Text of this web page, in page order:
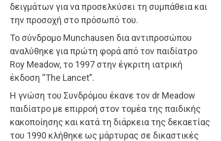
δειγμάτων για να προσελκύσει τη συμπάθεια και
την προσοχή στο πρόσωπό του.
Το σύνδρομο Munchausen δια αντιπροσώπου
αναλύθηκε για πρώτη φορά από τον παιδίατρο
Roy Meadow, το 1997 στην έγκριτη ιατρική
έκδοση “The Lancet”.
Η γνώση του Συνδρόμου έκανε τον dr Meadow
παιδίατρο με επιρροή στον τομέα της παιδικής
κακοποίησης και κατά τη διάρκεια της δεκαετίας
του 1990 κλήθηκε ως μάρτυρας σε δικαστικές